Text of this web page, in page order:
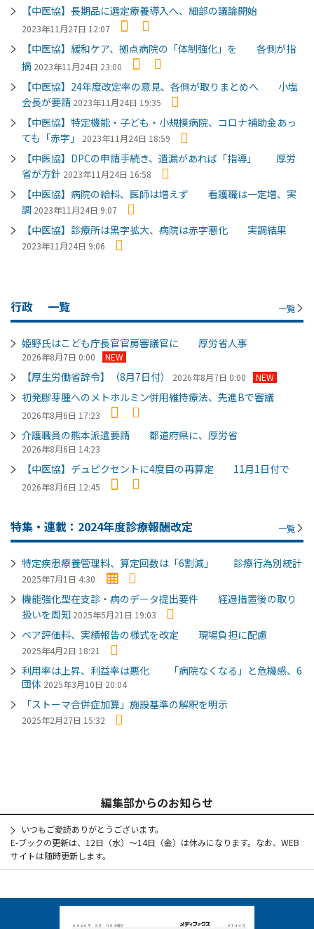
【中医協】長期品に選定療養導入へ、細部の議論開始
2023年11月27日 12:07
【中医協】緩和ケア、拠点病院の「体制強化」を 各側が指
摘 2023年11月24日 23:00
【中医協】24年度改定率の意見、各側が取りまとめへ 小塩
会長が要請 2023年11月24日 19:35
【中医協】特定機能・子ども・小規模病院、コロナ補助金あっ
ても「赤字」
2023年11月24日 18:59
【中医協】DPCの申請手続き、遺漏があれば「指導」 厚労
省が方針 2023年11月24日 16:58
【中医協】病院の給料、医師は増えず 看護職は一定増、実
調 2023年11月24日 9:07
【中医協】診療所は黒字拡大、病院は赤字悪化 実調結果
2023年11月24日 9:06
行政 一覧 一覧
姫野氏はこども庁長官官房審議官に 厚労省人事
2026年8月7日 0:00 NEW
【厚生労働省辞令】（8月7日付） 2026年8月7日 0:00 NEW
初発膠芽腫へのメトホルミン併用維持療法、先進Bで審議
2026年8月6日 17:23
介護職員の熊本派遣要請 都道府県に、厚労省
2026年8月6日 14:23
【中医協】デュピクセントに4度目の再算定 11月1日付で
2026年8月6日 12:45
特集・連載：2024年度診療報酬改定 一覧
特定疾患療養管理料、算定回数は「6割減」 診療行為別統計
2025年7月1日 4:30
機能強化型在支診・病のデータ提出要件 経過措置後の取り
扱いを周知 2025年5月21日 19:03
ベア評価料、実績報告の様式を改定 現場負担に配慮
2025年4月2日 18:21
利用率は上昇、利益率は悪化 「病院なくなる」と危機感、6
団体 2025年3月10日 20:04
「ストーマ合併症加算」施設基準の解釈を明示
2025年2月27日 15:32
編集部からのお知らせ
いつもご愛読ありがとうございます。
E-ブックの更新は、12日（水）～14日（金）は休みになります。なお、WEB
サイトは随時更新します。